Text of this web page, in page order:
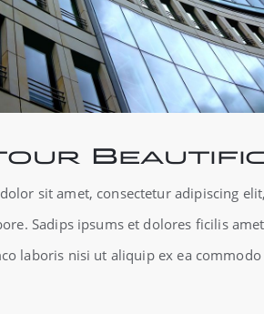
sit amet, consectetur adipiscing
Sadips ipsums et dolores ficilis
laboris nisi ut aliquip ex ea commodo